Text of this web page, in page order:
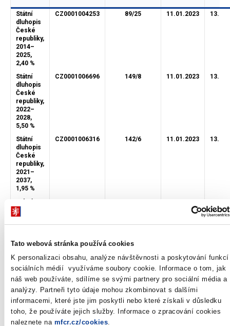
Tato webová stránka používá cookies
K personalizaci obsahu, analýze návštěvnosti a poskytování funkcí
sociálních médií využíváme soubory cookie. Informace o tom, jak
náš web používáte, sdílíme se svými partnery pro sociální média a
analýzy. Partneři tyto údaje mohou zkombinovat s dalšími
informacemi, které jste jim poskytli nebo které získali v důsledku
toho, že používáte jejich služby. Informace o zpracování cookies
naleznete na mfcr.cz/cookies.
Státní
dluhopis
České
republiky,
2014–
2025,
2,40 %
CZ0001004253 89/25 11.01.2023
Státní
dluhopis
České
republiky,
2022–
2028,
5,50 %
CZ0001006696 149/8 11.01.2023
Státní
dluhopis
České
republiky,
2021–
2037,
1,95 %
CZ0001006316 142/6 11.01.2023
dluhopis
České
republiky,
2027,
Státní
dluhopis
České
republiky,
2022–
5,00 %
CZ0001006688 25.01.2023